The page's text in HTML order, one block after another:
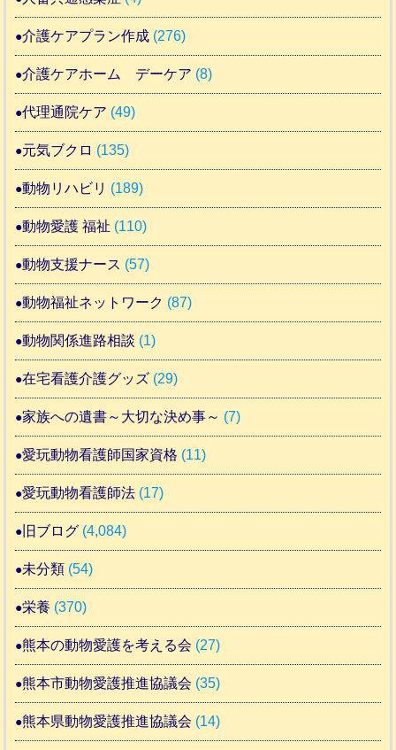
介護ケアプラン作成 (276)
介護ケアホーム デーケア (8)
代理通院ケア (49)
元気ブクロ (135)
動物リハビリ (189)
動物愛護 福祉 (110)
動物支援ナース (57)
動物福祉ネットワーク (87)
動物関係進路相談 (1)
在宅看護介護グッズ (29)
家族への遺書～大切な決め事～ (7)
愛玩動物看護師国家資格 (11)
愛玩動物看護師法 (17)
旧ブログ (4,084)
未分類 (54)
栄養 (370)
熊本の動物愛護を考える会 (27)
熊本市動物愛護推進協議会 (35)
熊本県動物愛護推進協議会 (14)